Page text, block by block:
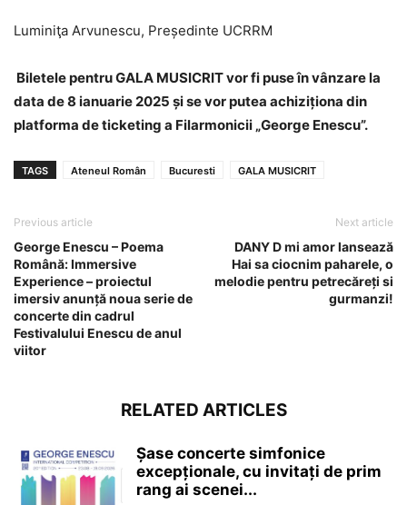
Luminiţa Arvunescu, Președinte UCRRM
Biletele pentru GALA MUSICRIT vor fi puse în vânzare la
data de 8 ianuarie 2025 și se vor putea achiziționa din
platforma de ticketing a Filarmonicii „George Enescu”.
TAGS Ateneul Român Bucuresti GALA MUSICRIT
Previous article
George Enescu – Poema
Română: Immersive
Experience – proiectul
imersiv anunță noua serie de
concerte din cadrul
Festivalului Enescu de anul
viitor
Next article
DANY D mi amor lansează
Hai sa ciocnim paharele, o
melodie pentru petrecăreți si
gurmanzi!
RELATED ARTICLES
Șase concerte simfonice
excepționale, cu invitați de prim
rang ai scenei...